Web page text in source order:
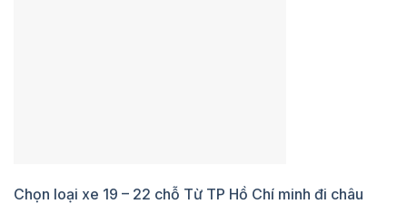
Chọn loại xe 19 – 22 chỗ Từ TP Hồ Chí minh đi châu